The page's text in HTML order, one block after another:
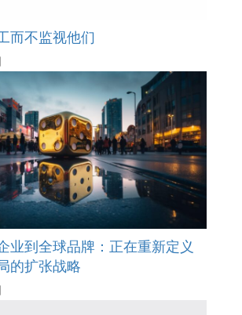
而不监视他们
业到全球品牌：正在重新定义
的扩张战略